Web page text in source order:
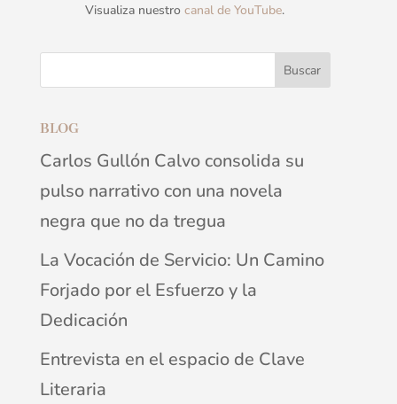
Visualiza nuestrocanal de YouTube.
BLOG
Carlos Gullón Calvo consolida su
pulso narrativo con una novela
negra que no da tregua
La Vocación de Servicio: Un Camino
Forjado por el Esfuerzo y la
Dedicación
Entrevista en el espacio de Clave
Literaria